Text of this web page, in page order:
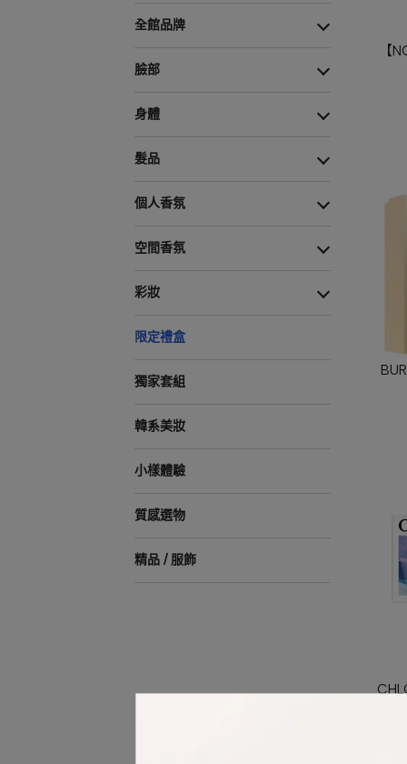
全館品牌
臉部
身體
髮品
個人香氛
空間香氛
彩妝
限定禮盒
獨家套組
韓系美妝
小樣體驗
質感選物
精品 / 服飾
【